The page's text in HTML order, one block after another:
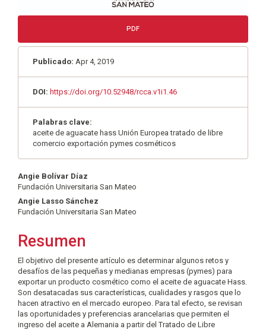
PDF
Publicado: Apr 4, 2019
DOI: https://doi.org/10.52948/rcca.v1i1.46
Palabras clave:
aceite de aguacate hass Unión Europea tratado de libre
comercio exportación pymes cosméticos
Contenido
principal
del
artículo
Angie Bolívar Díaz
Fundación Universitaria San Mateo
Angie Lasso Sánchez
Fundación Universitaria San Mateo
Resumen
El objetivo del presente artículo es determinar algunos retos y
desafíos de las pequeñas y medianas empresas (pymes) para
exportar un producto cosmético como el aceite de aguacate Hass.
Son desatacadas sus características, cualidades y rasgos que lo
hacen atractivo en el mercado europeo. Para tal efecto, se revisan
las oportunidades y preferencias arancelarias que permiten el
ingreso del aceite a Alemania a partir del Tratado de Libre